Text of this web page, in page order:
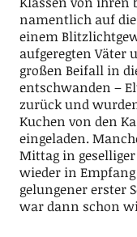
namentlich auf
einem
aufgeregten Väter
großen Beifall in
entschwanden –
zurück und
Kuchen von den
eingeladen.
Mittag in
wieder in
gelungener erster
war dann schon